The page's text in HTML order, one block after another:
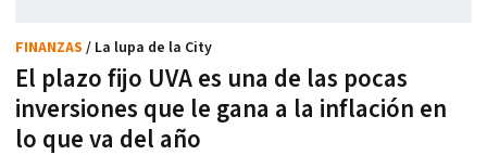
El plazo fijo UVA es una de las pocas
inversiones que le gana a la inflación en
lo que va del año
FINANZAS / La lupa de la City